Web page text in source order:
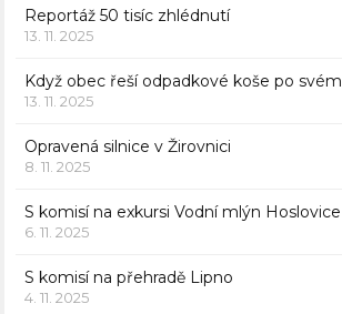
Reportáž 50 tisíc zhlédnutí
13. 11. 2025
Když obec řeší odpadkové koše po svém
13. 11. 2025
Opravená silnice v Žirovnici
8. 11. 2025
S komisí na exkursi Vodní mlýn Hoslovice
6. 11. 2025
S komisí na přehradě Lipno
4. 11. 2025